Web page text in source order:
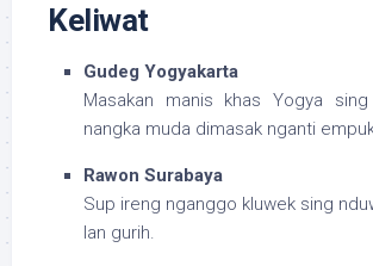
Keliwat
Gudeg Yogyakarta
Masakan manis khas Yogya
nangka muda dimasak nganti
Rawon Surabaya
Sup ireng nganggo kluwek sing
lan gurih.